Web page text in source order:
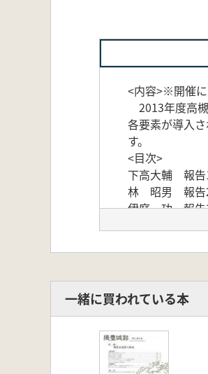
<内容>※開催
2013年度高
各要素が導入
す。
<目次>
下高大輔 報告
林 昭男 報告2
伊庭 功 報告
加藤理文 報告
一緒に買われている本